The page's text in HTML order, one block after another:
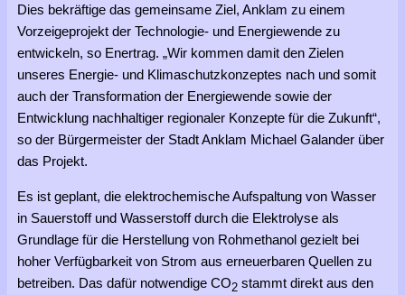
Dies bekräftige das gemeinsame Ziel, Anklam zu einem
Vorzeigeprojekt der Technologie- und Energiewende zu
entwickeln, so Enertrag. „Wir kommen damit den Zielen
unseres Energie- und Klimaschutzkonzeptes nach und somit
auch der Transformation der Energiewende sowie der
Entwicklung nachhaltiger regionaler Konzepte für die Zukunft“,
so der Bürgermeister der Stadt Anklam Michael Galander über
das Projekt.
Es ist geplant, die elektrochemische Aufspaltung von Wasser
in Sauerstoff und Wasserstoff durch die Elektrolyse als
Grundlage für die Herstellung von Rohmethanol gezielt bei
hoher Verfügbarkeit von Strom aus erneuerbaren Quellen zu
betreiben. Das dafür notwendige CO2 stammt direkt aus den